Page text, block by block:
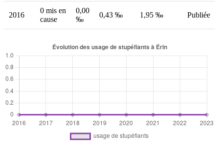
2016
0 mis en
cause
0,00
‰
0,43 ‰ 1,95 ‰ Publiée